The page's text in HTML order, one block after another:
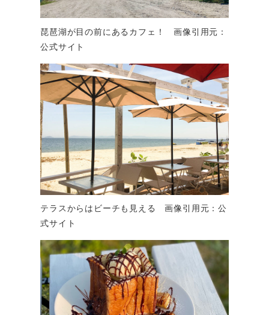
琵琶湖が目の前にあるカフェ！ 画像引用元：
公式サイト
テラスからはビーチも見える 画像引用元：公
式サイト